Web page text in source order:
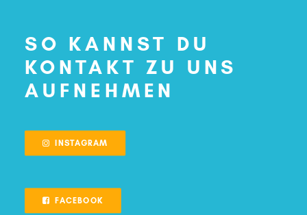
SO KANNST DU
KONTAKT ZU UNS
AUFNEHMEN
INSTAGRAM
FACEBOOK